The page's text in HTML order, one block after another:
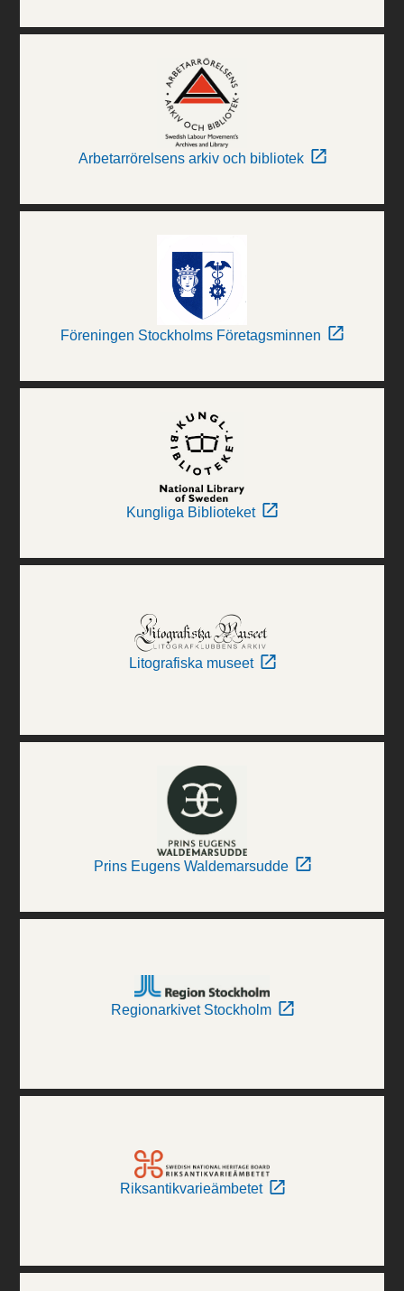
Arbetarrörelsens arkiv och bibliotek
Föreningen Stockholms Företagsminnen
Kungliga Biblioteket
Litografiska museet
Prins Eugens Waldemarsudde
Regionarkivet Stockholm
Riksantikvarieämbetet